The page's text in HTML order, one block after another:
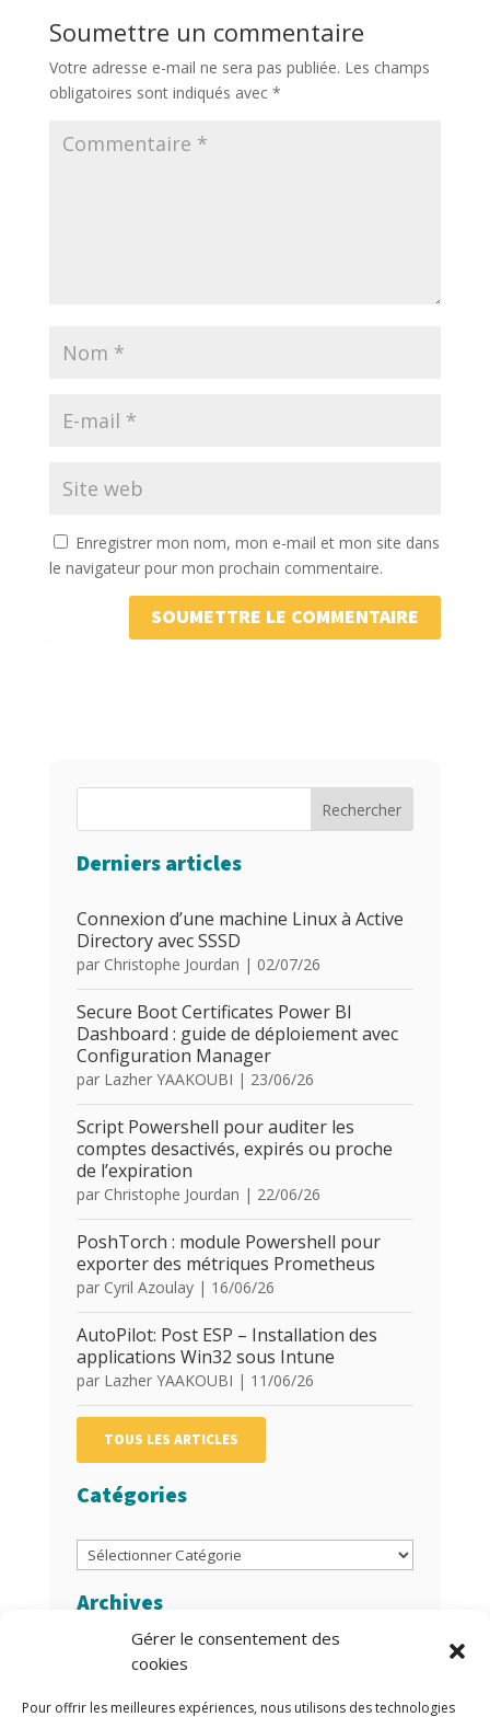
Gérer le consentement des
cookies
Pour offrir les meilleures expériences, nous utilisons des technologies
Soumettre un commentaire
Votre adresse e-mail ne sera pas publiée. Les champs
obligatoires sont indiqués avec *
Enregistrer mon nom, mon e-mail et mon site dans
le navigateur pour mon prochain commentaire.
SOUMETTRE LE COMMENTAIRE
Rechercher
Derniers articles
Connexion d’une machine Linux à Active
Directory avec SSSD
par Christophe Jourdan | 02/07/26
Secure Boot Certificates Power BI
Dashboard : guide de déploiement avec
Configuration Manager
par Lazher YAAKOUBI | 23/06/26
Script Powershell pour auditer les
comptes desactivés, expirés ou proche
de l’expiration
par Christophe Jourdan | 22/06/26
PoshTorch : module Powershell pour
exporter des métriques Prometheus
par Cyril Azoulay| 16/06/26
AutoPilot: Post ESP – Installation des
applications Win32 sous Intune
par Lazher YAAKOUBI | 11/06/26
TOUS LES ARTICLES
Catégories
Catégories
Archives
Archives
Auteurs/Autrices